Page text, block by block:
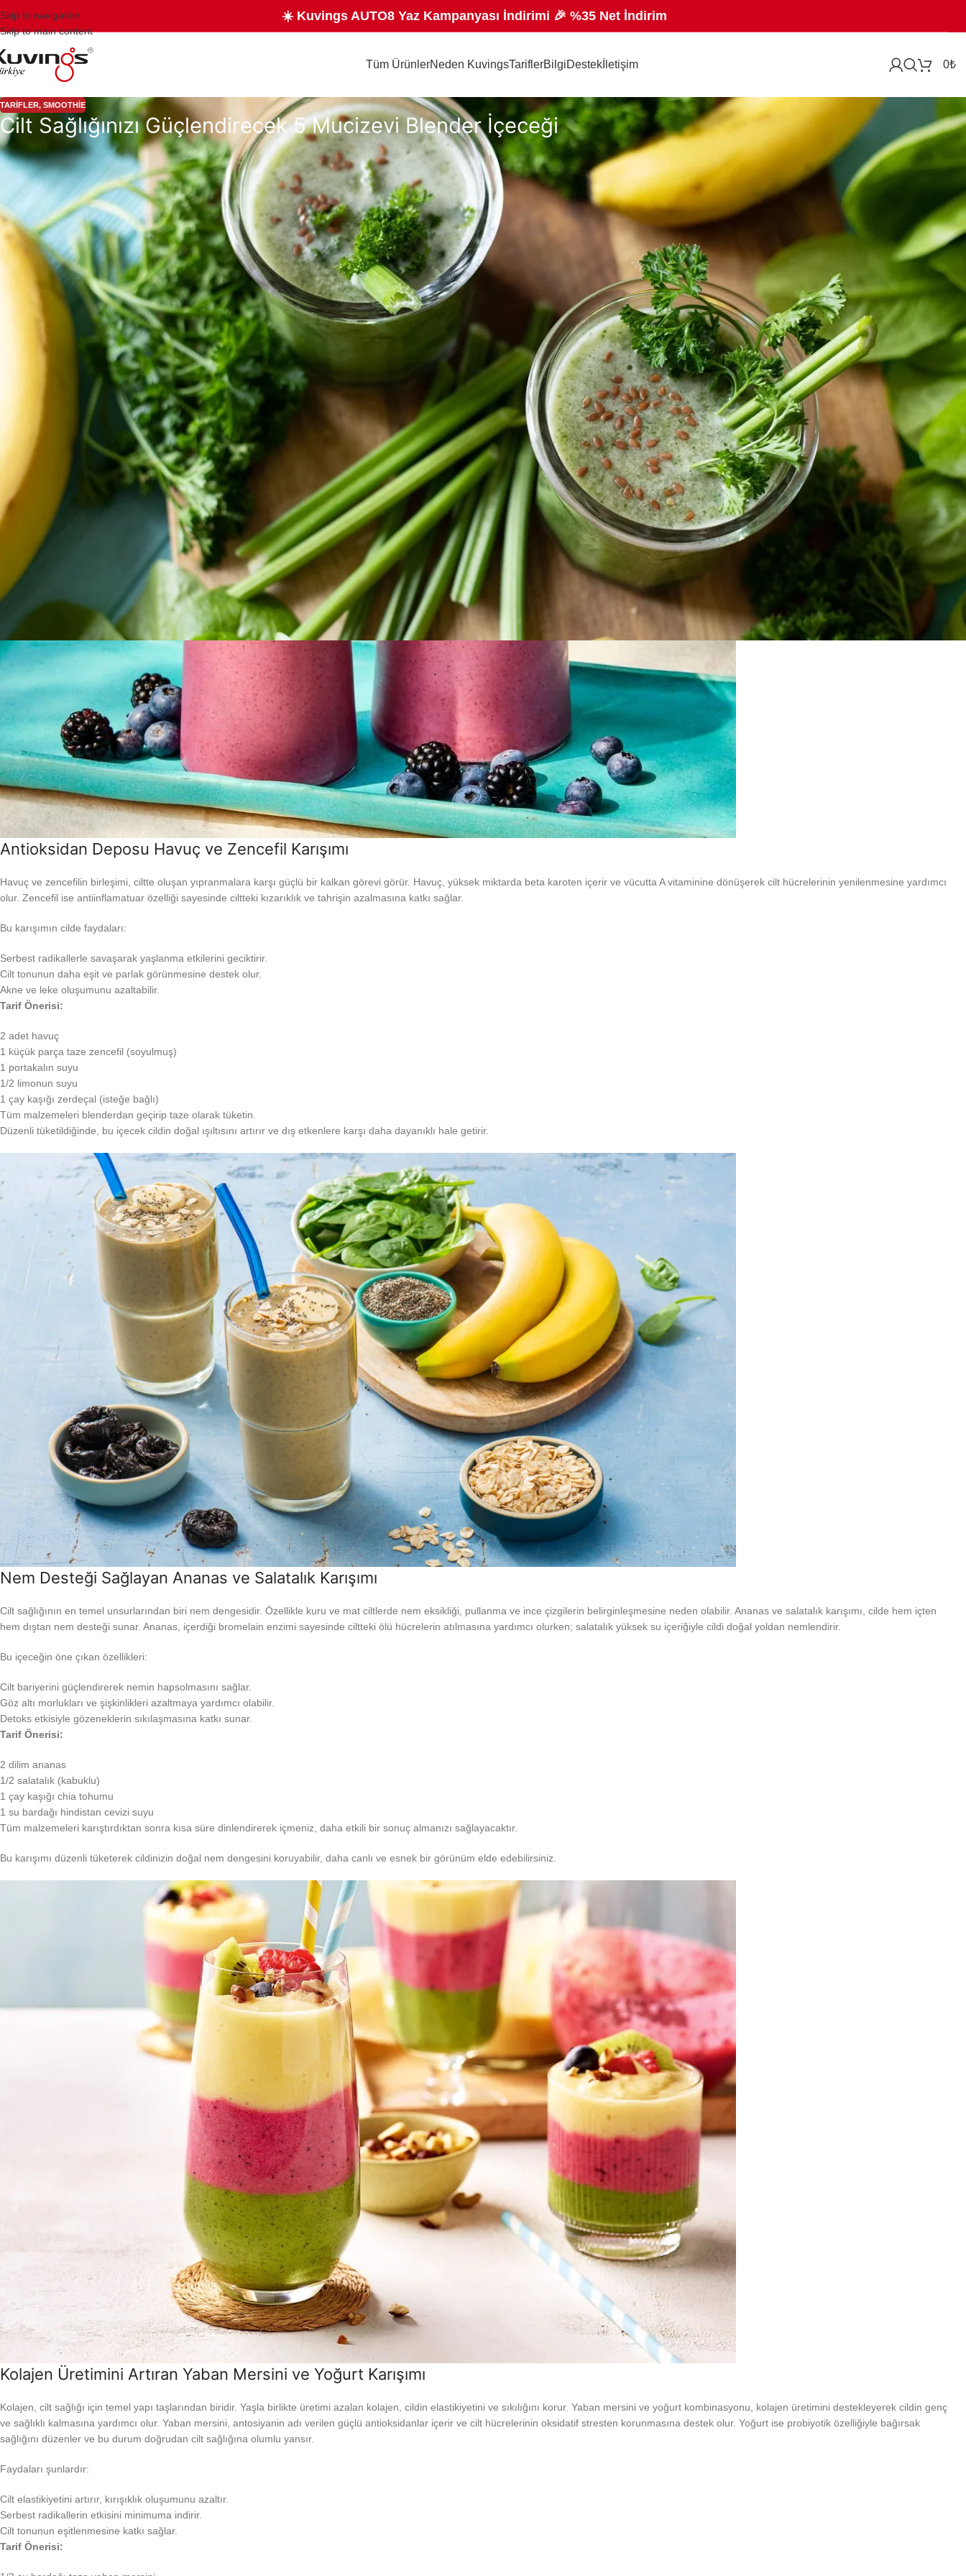
Skip to navigation
Skip to main content
☀️ Kuvings AUTO8 Yaz Kampanyası İndirimi 🎉 %35 Net İndirim
Tüm ÜrünlerNeden KuvingsTariflerBilgiDestek İletişim 0₺
TARIFLER, SMOOTHIE
Cilt Sağlığınızı Güçlendirecek 5 Mucizevi Blender İçeceği
Cilt sağlığını güçlendirenblenderiçeceği tarifleri, güzelliğe doğal bir dokunuş katmak isteyenler için adeta birer mucize niteliğinde. Günlük beslenme rutininize ekleyeceğiniz bu taze ve besleyici içecekler,
cildinizin ihtiyaç duyduğu vitamin, mineral ve antioksidanları sağlayarak daha parlak, canlı ve sağlıklı bir görünüm kazanmanıza yardımcı olur. Özellikle mevsim geçişlerinde ya da yoğun stres altında ciltte
oluşabilecek matlık, kuruluk ve sivilce problemleri, içten gelen bu sağlıklı destekle hafifleyebilir. Ispanak, avokado, yaban mersini, havuç ve limon gibi içeriklerle hazırlanan bu içecekler, bağışıklığı desteklemenin
yanı sıra kolajen üretimini artırır ve cilt elastikiyetini korur. Hazırlaması son derece pratik olan bu tarifler sayesinde hem damak zevkinize hitap eden lezzetler keşfedecek hem de güzelliğinize doğadan gelen bir
katkı sunacaksınız.
Cilt Sağlığınız İçin En İyi Blender İçecekleri
Doğal içeriklerle hazırlanan içecekler, cilt sağlığını destekleyen en etkili yöntemlerden biridir. Özellikle taze meyve ve sebzelerin bir araya gelmesiyle oluşan bu tarifler, içerdikleri vitamin, mineral ve
antioksidanlarla cilt bariyerini güçlendirir, hücre yenilenmesini destekler ve daha parlak bir cilt görünümüne katkı sağlar. Bu bölümde yer alan her tarif, farklı bir cilt ihtiyacına odaklanır. Kimi kolajen üretimini
desteklerken, kimi nem dengesini korumaya yardımcı olur. Üstelik bu içeceklerin hazırlanışı oldukça kolaydır ve günlük rutininize rahatlıkla entegre edilebilir. Hazırsanız, cildiniz için doğal bir güzellik rutini
Antioksidan Deposu Havuç ve Zencefil Karışımı
Havuç ve zencefilin birleşimi, ciltte oluşan yıpranmalara karşı güçlü bir kalkan görevi görür. Havuç, yüksek miktarda beta karoten içerir ve vücutta A vitaminine dönüşerek cilt hücrelerinin yenilenmesine yardımcı
olur. Zencefil ise antiinflamatuar özelliği sayesinde ciltteki kızarıklık ve tahrişin azalmasına katkı sağlar.
Bu karışımın cilde faydaları:
Serbest radikallerle savaşarak yaşlanma etkilerini geciktirir.
Cilt tonunun daha eşit ve parlak görünmesine destek olur.
Akne ve leke oluşumunu azaltabilir.
Tarif Önerisi:
2 adet havuç
1 küçük parça taze zencefil (soyulmuş)
1 portakalın suyu
1/2 limonun suyu
1 çay kaşığı zerdeçal (isteğe bağlı)
Tüm malzemeleri blenderdan geçirip taze olarak tüketin.
Düzenli tüketildiğinde, bu içecek cildin doğal ışıltısını artırır ve dış etkenlere karşı daha dayanıklı hale getirir.
Nem Desteği Sağlayan Ananas ve Salatalık Karışımı
Cilt sağlığının en temel unsurlarından biri nem dengesidir. Özellikle kuru ve mat ciltlerde nem eksikliği, pullanma ve ince çizgilerin belirginleşmesine neden olabilir. Ananas ve salatalık karışımı, cilde hem içten
hem dıştan nem desteği sunar. Ananas, içerdiği bromelain enzimi sayesinde ciltteki ölü hücrelerin atılmasına yardımcı olurken; salatalık yüksek su içeriğiyle cildi doğal yoldan nemlendirir.
Bu içeceğin öne çıkan özellikleri:
Cilt bariyerini güçlendirerek nemin hapsolmasını sağlar.
Göz altı morlukları ve şişkinlikleri azaltmaya yardımcı olabilir.
Detoks etkisiyle gözeneklerin sıkılaşmasına katkı sunar.
Tarif Önerisi:
2 dilim ananas
1/2 salatalık (kabuklu)
1 çay kaşığı chia tohumu
1 su bardağı hindistan cevizi suyu
Tüm malzemeleri karıştırdıktan sonra kısa süre dinlendirerek içmeniz, daha etkili bir sonuç almanızı sağlayacaktır.
Bu karışımı düzenli tüketerek cildinizin doğal nem dengesini koruyabilir, daha canlı ve esnek bir görünüm elde edebilirsiniz.
Kolajen Üretimini Artıran Yaban Mersini ve Yoğurt Karışımı
Kolajen, cilt sağlığı için temel yapı taşlarından biridir. Yaşla birlikte üretimi azalan kolajen, cildin elastikiyetini ve sıkılığını korur. Yaban mersini ve yoğurt kombinasyonu, kolajen üretimini destekleyerek cildin genç
ve sağlıklı kalmasına yardımcı olur. Yaban mersini, antosiyanin adı verilen güçlü antioksidanlar içerir ve cilt hücrelerinin oksidatif stresten korunmasına destek olur. Yoğurt ise probiyotik özelliğiyle bağırsak
sağlığını düzenler ve bu durum doğrudan cilt sağlığına olumlu yansır.
Faydaları şunlardır:
Cilt elastikiyetini artırır, kırışıklık oluşumunu azaltır.
Serbest radikallerin etkisini minimuma indirir.
Cilt tonunun eşitlenmesine katkı sağlar.
Tarif Önerisi: